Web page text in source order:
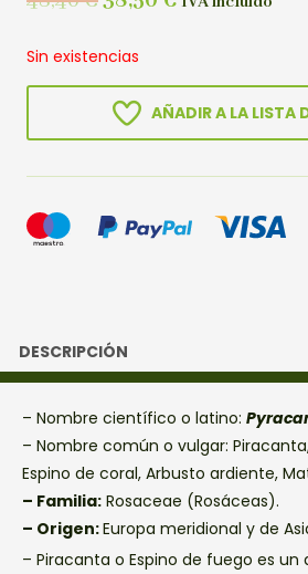
Sin existencias
AÑADIR A LA LISTA
DESCRIPCIÓN
– Nombre científico o latino:
– Nombre común o vulgar:
Espino de coral, Arbusto ardiente,
– Familia: Rosaceae (Rosáceas).
– Origen:Europa meridional y de
– Piracanta o Espino de fuego es un